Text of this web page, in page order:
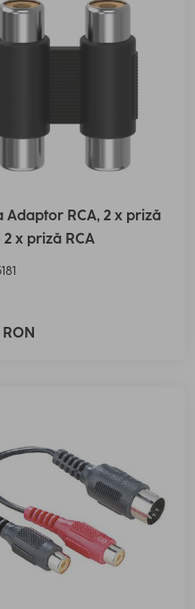
Adaptor RCA, 2 x priză
2 x priză RCA